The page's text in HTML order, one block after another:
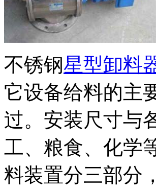
不锈钢星型卸料
它设备给料的主
过。安装尺寸与
工、粮食、化学
料装置分三部分